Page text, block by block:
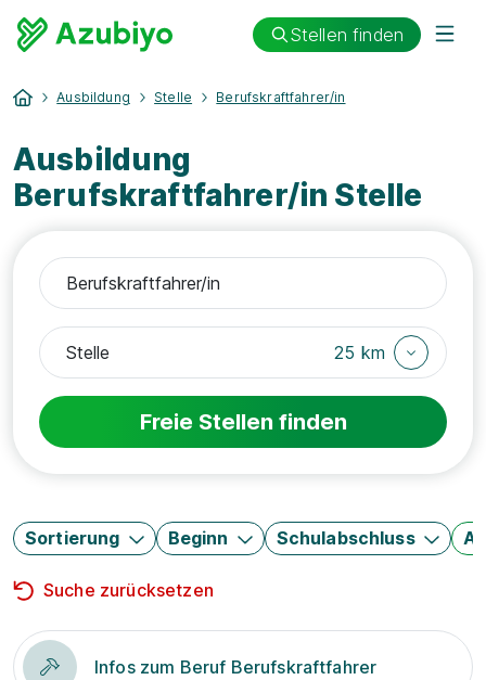
Stellen finden
Ausbildung Stelle Berufskraftfahrer/in
Ausbildung
Berufskraftfahrer/in Stelle
25 km
Freie Stellen finden
Sortierung Beginn Schulabschluss
Suche zurücksetzen
Infos zum Beruf Berufskraftfahrer